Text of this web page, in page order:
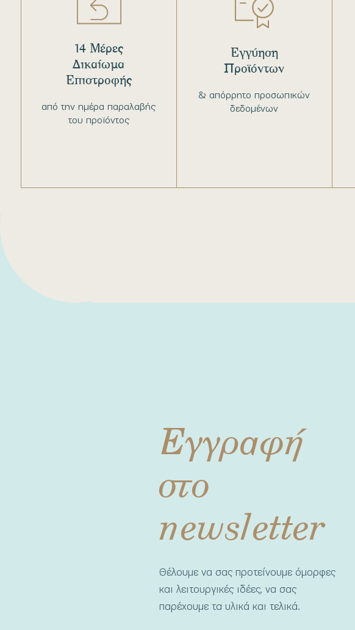
από την ημέρα παραλαβής
του προϊόντος
14 Μέρες
Δικαίωμα
Επιστροφής
& απόρρητο προσωπικών
δεδομένων
Εγγύηση
Προϊόντων
Εγγραφή
στο
newsletter
Θέλουμε να σας προτείνουμε όμορφες
και λειτουργικές ιδέες, να σας
παρέχουμε τα υλικά και τελικά.